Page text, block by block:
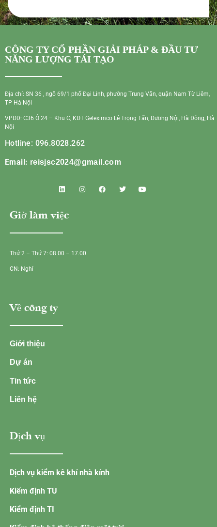
CÔNG TY CỔ PHẦN GIẢI PHÁP & ĐẦU TƯ
NĂNG LƯỢNG TÁI TẠO
Địa chỉ: SN 36 , ngõ 69/1 phố Đại Linh, phường Trung Văn, quận Nam Từ Liêm,
TP Hà Nội
VPĐD: C36 Ô 24 – Khu C, KĐT Geleximco Lê Trọng Tấn, Dương Nội, Hà Đông, Hà
Nội
Hotline: 096.8028.262
Email: reisjsc2024@gmail.com
Giờ làm việc
Thứ 2 – Thứ 7: 08.00 – 17.00
CN: Nghỉ
Về công ty
Giới thiệu
Dự án
Tin tức
Liên hệ
Dịch vụ
Dịch vụ kiểm kê khí nhà kính
Kiểm định TU
Kiểm định TI